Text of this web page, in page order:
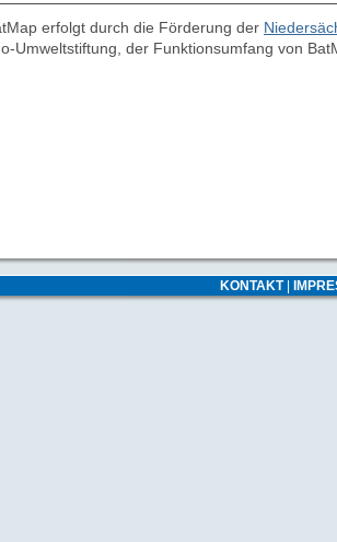
erfolgt durch die Förderung der
Umweltstiftung, der Funktionsumfang von
KONTAKT|